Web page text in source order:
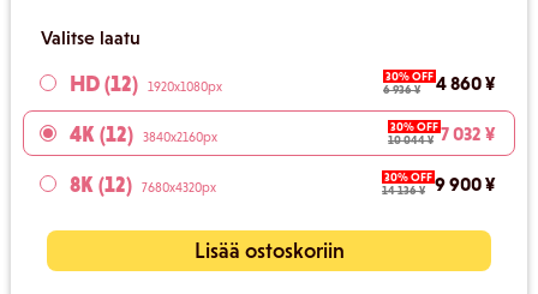
Valitse laatu
HD (12) 1920x1080px
30% OFF
6 936 ¥
4 860 ¥
4K (12) 3840x2160px
30% OFF
10 044 ¥ 7 032 ¥
8K (12) 7680x4320px
30% OFF
14 136 ¥
9 900 ¥
Lisää ostoskoriin